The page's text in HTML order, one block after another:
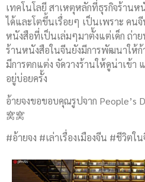
เทคโนโลยี​ สาเหตุ​หลักที่ธุรกิจ​ร้าน
ได้และโตขึ้นเรื่อยๆ เป็นเพราะ คน
หนังสือ​ที่เป็นเล่มๆมาตั้งแต่เด็ก ถ่า
ร้านหนังสือในจีนยังมีการพัฒนาให้ก้
มีการตกแต่ง จัดวางร้านให้ดูน่าเข้า
อยู่บ่อยครั้ง
อ้ายจงขอขอบคุณ​รูปจาก People’s​
窝窝
#อ้ายจง #เล่าเรื่องเมืองจีน #ชีวิตใ